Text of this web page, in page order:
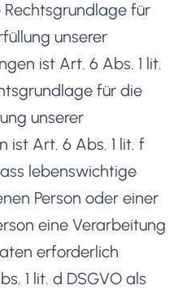
Rechtsgrundlage für
unserer
ist Art. 6 Abs. 1 lit.
für die
unserer
ist Art. 6 Abs. 1 lit. f
lebenswichtige
Person oder einer
eine Verarbeitung
erforderlich
1 lit. d DSGVO als